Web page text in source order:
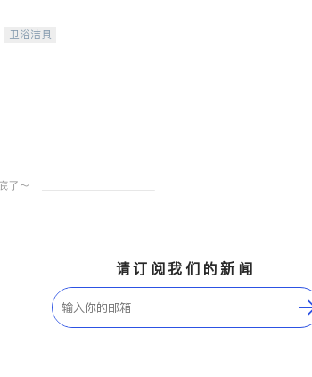
卫浴洁具
请订阅我们的新闻